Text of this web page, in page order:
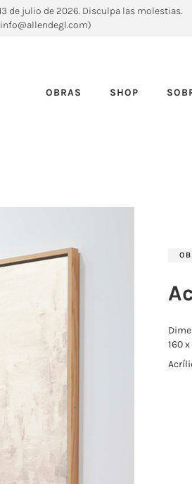
de julio de 2026. Disculpa las molestias.
OBRAS SHOP
160